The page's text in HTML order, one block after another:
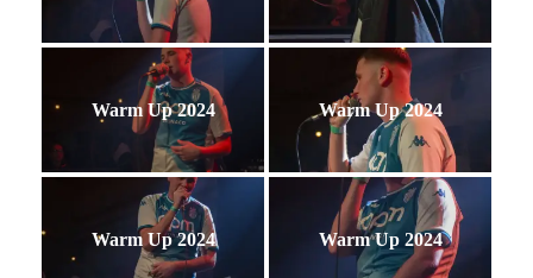
Warm Up 2024 Warm Up 2024
Warm Up 2024 Warm Up 2024